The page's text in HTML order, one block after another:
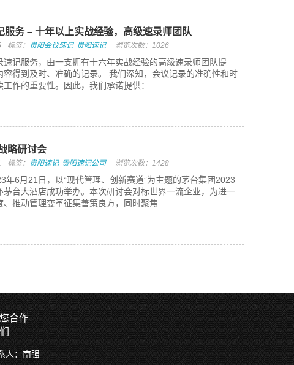
服务 – 十年以上实战经验，高级速录师团队
标签： 贵阳会议速记 贵阳速记 浏览次数：1026
速记服务，由一支拥有十六年实战经验的高级速录师团队提
容得到及时、准确的记录。 我们深知，会议记录的准确性和时
作的重要性。因此，我们承诺提供： ...
略研讨会
标签： 贵阳速记 贵阳速记公司 浏览次数：1428
年6月21日，以“现代管理、创新赛道”为主题的茅台集团2023
茅台大酒店成功举办。本次研讨会对标世界一流企业，为进一
推动管理变革征集善策良方，同时聚焦...
合作
人：南强